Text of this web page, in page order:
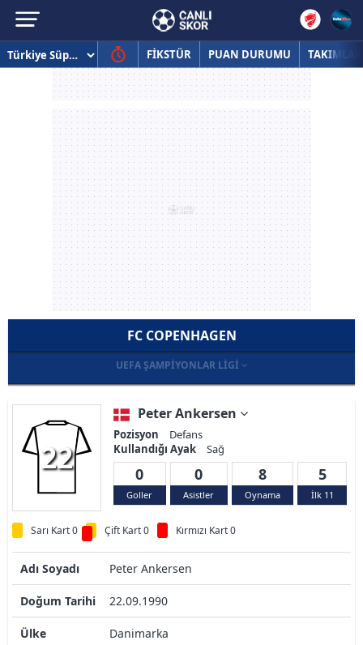
FİKSTÜR PUAN DURUMU TAKIMLAR
FC COPENHAGEN
UEFA ŞAMPIYONLAR LIGI
22
Peter Ankersen
Pozisyon
Defans
Kullandığı Ayak
Sağ
0
Goller
0
Asistler
8
Oynama
5
İlk 11
Sarı Kart 0 Çift Kart 0 Kırmızı Kart 0
Adı Soyadı Peter Ankersen
Doğum Tarihi 22.09.1990
Ülke Danimarka